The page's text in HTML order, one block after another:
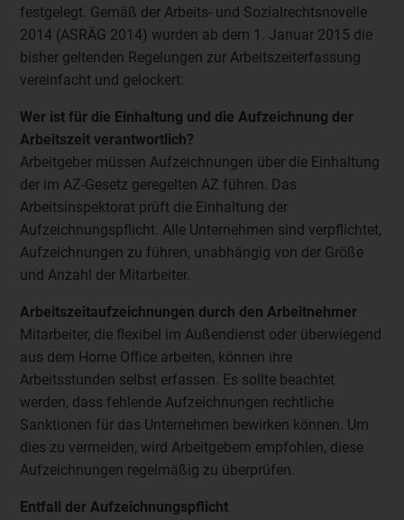
festgelegt. Gemäß der Arbeits- und Sozialrechtsnovelle
2014 (ASRÄG 2014) wurden ab dem 1. Januar 2015 die
bisher geltenden Regelungen zur Arbeitszeiterfassung
vereinfacht und gelockert:
Wer ist für die Einhaltung und die Aufzeichnung der
Arbeitszeit verantwortlich?
Arbeitgeber müssen Aufzeichnungen über die Einhaltung
der im AZ-Gesetz geregelten AZ führen. Das
Arbeitsinspektorat prüft die Einhaltung der
Aufzeichnungspflicht. Alle Unternehmen sind verpflichtet,
Aufzeichnungen zu führen, unabhängig von der Größe
und Anzahl der Mitarbeiter.
Arbeitszeitaufzeichnungen durch den Arbeitnehmer
Mitarbeiter, die flexibel im Außendienst oder überwiegend
aus dem Home Office arbeiten, können ihre
Arbeitsstunden selbst erfassen. Es sollte beachtet
werden, dass fehlende Aufzeichnungen rechtliche
Sanktionen für das Unternehmen bewirken können. Um
dies zu vermeiden, wird Arbeitgebern empfohlen, diese
Aufzeichnungen regelmäßig zu überprüfen.
Entfall der Aufzeichnungspflicht